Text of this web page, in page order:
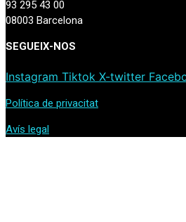
93 295 43 00
08003 Barcelona
SEGUEIX-NOS
Instagram Tiktok X-twitter
Política de privacitat
Avís legal